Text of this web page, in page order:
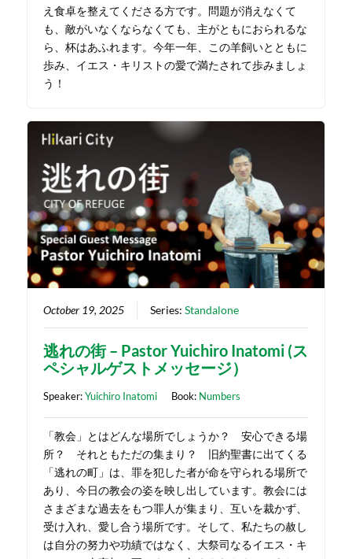
え食卓を整えてくださる方です。問題が消えなくて
も、敵がいなくならなくても、主がともにおられるな
ら、杯はあふれます。今年一年、この羊飼いとともに
歩み、イエス・キリストの愛で満たされて歩みましょ
う！
October 19, 2025 Series:Standalone
逃れの街 – Pastor Yuichiro Inatomi (ス
ペシャルゲストメッセージ）
Speaker:Yuichiro Inatomi Book: Numbers
「教会」とはどんな場所でしょうか？ 安心できる場
所？ それともただの集まり？ 旧約聖書に出てくる
「逃れの町」は、罪を犯した者が命を守られる場所で
あり、今日の教会の姿を映し出しています。教会には
さまざまな過去をもつ罪人が集まり、互いを裁かず、
受け入れ、愛し合う場所です。そして、私たちの赦し
は自分の努力や功績ではなく、大祭司なるイエス・キ